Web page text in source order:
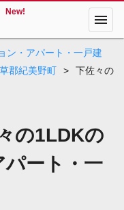
New! menu
ン・アパート・一戸建
郡紀美野町 >
下佐々の
の1LDKの
ート・一